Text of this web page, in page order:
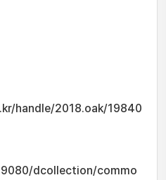
handle/2018.oak/19840
dcollection/commo